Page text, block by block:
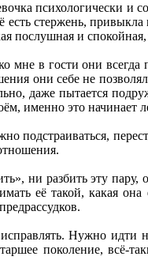
психологически и
стержень, привыкла
послушная и
мне в гости они
они себе не
даже пытается
именно это начинает
подстраиваться,
ни разбить эту пару,
её такой, какая
Нужно идти
поколение, всё-